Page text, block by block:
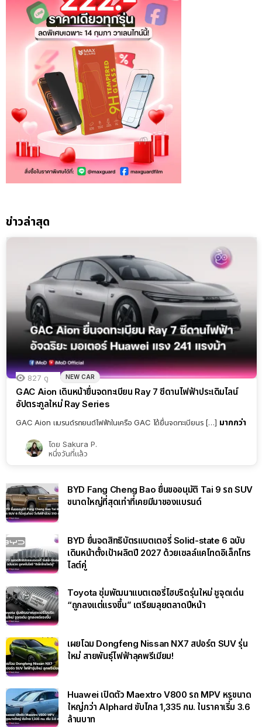
ข่าวล่าสุด
827 ดู NEW CAR
GAC Aion เดินหน้ายื่นจดทะเบียน Ray 7 ซีดานไฟฟ้าประเดิมไลน์
อัปตระกูลใหม่ Ray Series
GAC Aion แบรนด์รถยนต์ไฟฟ้าในเครือ GAC ได้ยื่นจดทะเบียนร […] มากกว่า
โดย Sakura P.
หนึ่งวันที่แล้ว
BYD Fang Cheng Bao ยื่นขออนุมัติ Tai 9 รถ SUV
ขนาดใหญ่ที่สุดเท่าที่เคยมีมาของแบรนด์
BYD ยื่นจดสิทธิบัตรแบตเตอรี่ Solid-state 6 ฉบับ
เดินหน้าตั้งเป้าผลิตปี 2027 ด้วยเซลล์แคโทดอิเล็กโทร
ไลต์คู่
Toyota ซุ่มพัฒนาแบตเตอรี่ไฮบริดรุ่นใหม่ ชูจุดเด่น
“ถูกลงแต่แรงขึ้น” เตรียมลุยตลาดปีหน้า
เผยโฉม Dongfeng Nissan NX7 สปอร์ต SUV รุ่น
ใหม่ สายพันธุ์ไฟฟ้าลุคพรีเมียม!
Huawei เปิดตัว Maextro V800 รถ MPV หรูขนาด
ใหญ่กว่า Alphard ขับไกล 1,335 กม. ในราคาเริ่ม 3.6
ล้านบาท